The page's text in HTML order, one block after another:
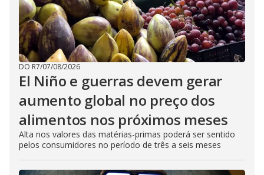
DO R7/07/08/2026
El Niño e guerras devem gerar
aumento global no preço dos
alimentos nos próximos meses
Alta nos valores das matérias-primas poderá ser sentido
pelos consumidores no período de três a seis meses